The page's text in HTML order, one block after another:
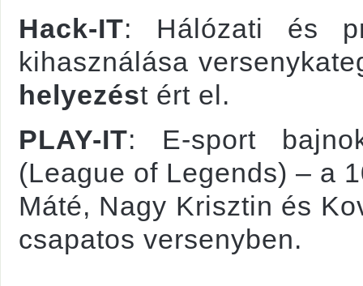
Hack-IT: Hálózati és
kihasználása
helyezést ért el.
PLAY-IT: E-sport
(League of Legends) – a
Máté, Nagy Krisztin és
csapatos versenyben.